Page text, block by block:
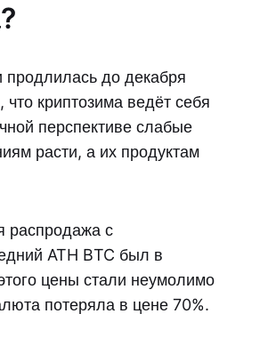
до декабря
криптозима ведёт себя
перспективе слабые
расти, а их продуктам
распродажа с
ATH BTC был в
цены стали неумолимо
потеряла в цене 70%.